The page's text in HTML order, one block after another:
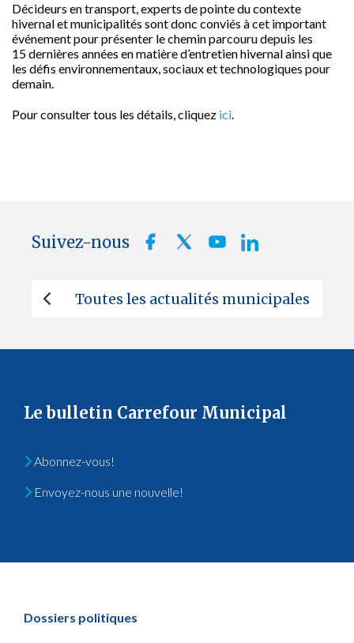
Décideurs en transport, experts de pointe du contexte
hivernal et municipalités sont donc conviés à cet important
événement pour présenter le chemin parcouru depuis les
15 dernières années en matière d’entretien hivernal ainsi que
les défis environnementaux, sociaux et technologiques pour
demain.
Pour consulter tous les détails, cliquez ici.
Suivez-nous
Toutes les actualités municipales
Le bulletin Carrefour Municipal
Abonnez-vous!
Envoyez-nous une nouvelle!
Dossiers politiques